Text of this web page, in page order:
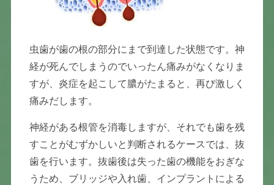
虫歯が歯の根の部分にまで到達した状態です。神
経が死んでしまうのでいったん痛みがなくなりま
すが、炎症を起こして膿がたまると、再び激しく
痛みだします。
神経がある根管を消毒しますが、それでも歯を残
すことがむずかしいと判断されるケースでは、抜
歯を行います。抜歯後は失った歯の機能をおぎな
うため、ブリッジや入れ歯、インプラントによる